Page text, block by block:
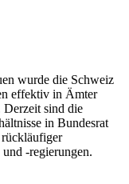
wurde die Schweiz
effektiv in Ämter
Derzeit sind die
in Bundesrat
-regierungen.